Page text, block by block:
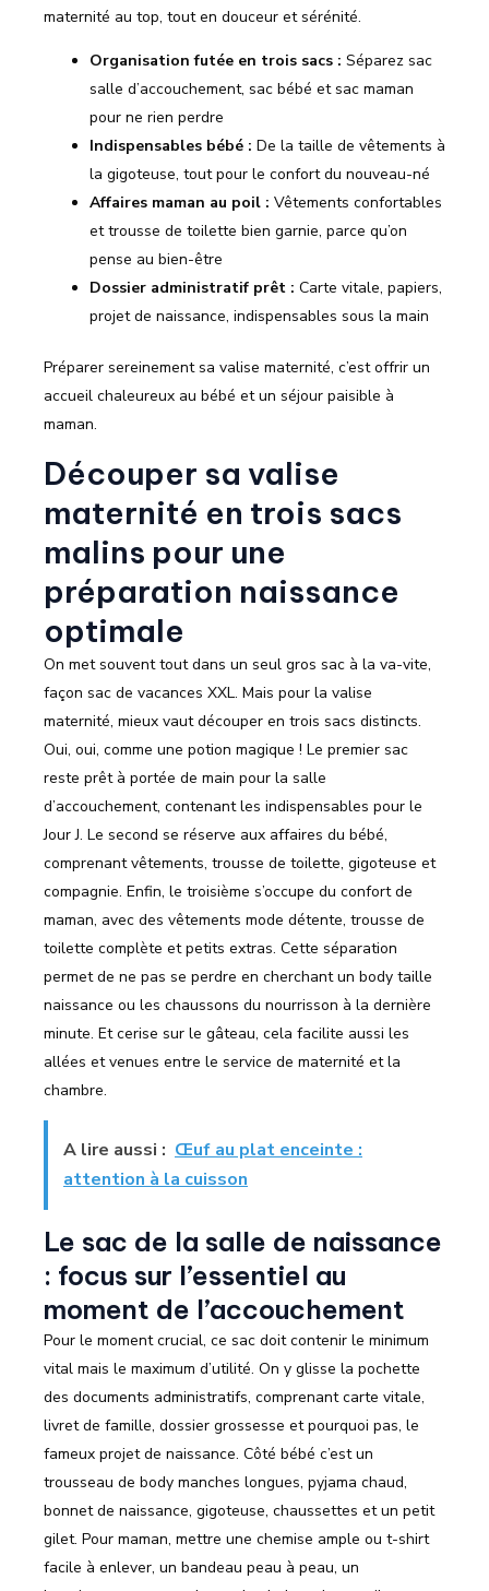
maternité au top, tout en douceur et sérénité.
Organisation futée en trois sacs : Séparez sac
salle d’accouchement, sac bébé et sac maman
pour ne rien perdre
Indispensables bébé : De la taille de vêtements à
la gigoteuse, tout pour le confort du nouveau-né
Affaires maman au poil : Vêtements confortables
et trousse de toilette bien garnie, parce qu’on
pense au bien-être
Dossier administratif prêt : Carte vitale, papiers,
projet de naissance, indispensables sous la main
Préparer sereinement sa valise maternité, c’est offrir un
accueil chaleureux au bébé et un séjour paisible à
maman.
Découper sa valise
maternité en trois sacs
malins pour une
préparation naissance
optimale
On met souvent tout dans un seul gros sac à la va-vite,
façon sac de vacances XXL. Mais pour la valise
maternité, mieux vaut découper en trois sacs distincts.
Oui, oui, comme une potion magique ! Le premier sac
reste prêt à portée de main pour la salle
d’accouchement, contenant les indispensables pour le
Jour J. Le second se réserve aux affaires du bébé,
comprenant vêtements, trousse de toilette, gigoteuse et
compagnie. Enfin, le troisième s’occupe du confort de
maman, avec des vêtements mode détente, trousse de
toilette complète et petits extras. Cette séparation
permet de ne pas se perdre en cherchant un body taille
naissance ou les chaussons du nourrisson à la dernière
minute. Et cerise sur le gâteau, cela facilite aussi les
allées et venues entre le service de maternité et la
chambre.
A lire aussi : Œuf au plat enceinte :
attention à la cuisson
Le sac de la salle de naissance
: focus sur l’essentiel au
moment de l’accouchement
Pour le moment crucial, ce sac doit contenir le minimum
vital mais le maximum d’utilité. On y glisse la pochette
des documents administratifs, comprenant carte vitale,
livret de famille, dossier grossesse et pourquoi pas, le
fameux projet de naissance. Côté bébé c’est un
trousseau de body manches longues, pyjama chaud,
bonnet de naissance, gigoteuse, chaussettes et un petit
gilet. Pour maman, mettre une chemise ample ou t-shirt
facile à enlever, un bandeau peau à peau, un